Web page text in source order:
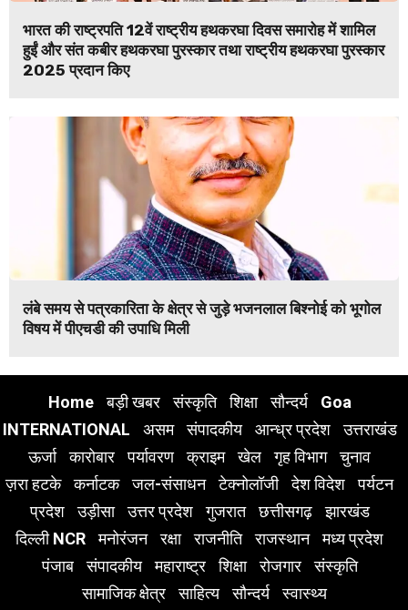
भारत की राष्ट्रपति 12वें राष्ट्रीय हथकरघा दिवस समारोह में शामिल
हुईं और संत कबीर हथकरघा पुरस्कार तथा राष्ट्रीय हथकरघा पुरस्कार
2025 प्रदान किए
लंबे समय से पत्रकारिता के क्षेत्र से जुड़े भजनलाल बिश्नोई को भूगोल
विषय में पीएचडी की उपाधि मिली
Home बड़ी खबर संस्कृति शिक्षा सौन्दर्य
Goa
INTERNATIONAL
असम संपादकीय आन्ध्र प्रदेश
उत्तराखंड
ऊर्जा
कारोबार पर्यावरण क्राइम खेल गृह विभाग
चुनाव
ज़रा हटके
कर्नाटक जल-संसाधन टेक्नोलॉजी देश विदेश
पर्यटन
प्रदेश
उड़ीसा उत्तर प्रदेश गुजरात छत्तीसगढ़
झारखंड
दिल्ली NCR
मनोरंजन रक्षा राजनीति राजस्थान
मध्य प्रदेश
पंजाब
संपादकीय महाराष्ट्र शिक्षा रोजगार
संस्कृति
सामाजिक क्षेत्र
साहित्य सौन्दर्य स्वास्थ्य